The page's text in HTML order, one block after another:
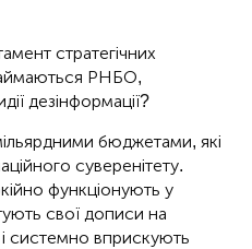
стратегічних
РНБО,
дезінформації?
бюджетами, які
суверенітету.
функціонують у
свої дописи на
системно вприскують